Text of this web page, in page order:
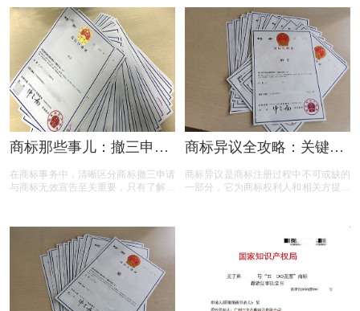
三申请并非随意之举，申请人需要了解
相关要求、目的、法律依据以及可能面
临的失败原因。本文将为您详细解读撤
三申请的要点，帮助您在提出申请时更
加得心应手。
商标那些事儿：撤三申请
在商标事务中，清晰区分商标撤三申请
与商标无效宣告至关重要，只有了解它
上内容能帮助大家更好地理解这两个概
念，从而在商标相关事务中避免不必要
的损失和麻烦。
商标异议全攻略：关键问
商标异议是商标注册过程中不可或缺的
一部分，它为商标权利人和相关方提供
标准，从常见问题到成功率分析，全方
位解读商标异议的关键要点。无论您是
商标申请人还是潜在的异议人，本文都
将为您提供实用的参考和建议，助您在
商标保护的道路上更加得心应手。